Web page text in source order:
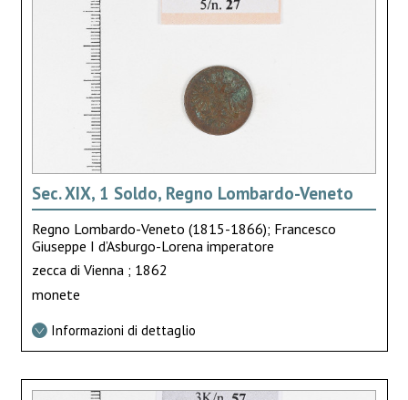
Sec. XIX, 1 Soldo, Regno Lombardo-Veneto
Regno Lombardo-Veneto (1815-1866); Francesco
Giuseppe I d’Asburgo-Lorena imperatore
zecca di Vienna ; 1862
monete
Informazioni di dettaglio